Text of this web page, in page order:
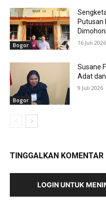
Bogor
Putusan
16 Juli 2026
Bogor
Susane
Adat
9 Juli 2026
TINGGALKAN KOMENTAR
LOGIN UNTUK